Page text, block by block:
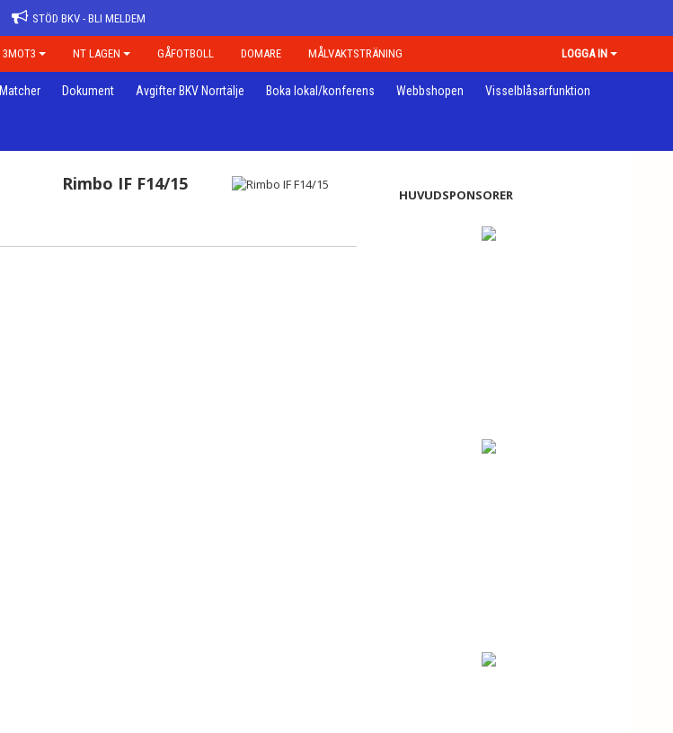
STÖD BKV - BLI MELDEM
3MOT3 NT LAGEN GÅFOTBOLL DOMARE MÅLVAKTSTRÄNING LOGGA IN
Matcher Dokument Avgifter BKV Norrtälje Boka lokal/konferens Webbshopen Visselblåsarfunktion
Rimbo IF F14/15
HUVUDSPONSORER